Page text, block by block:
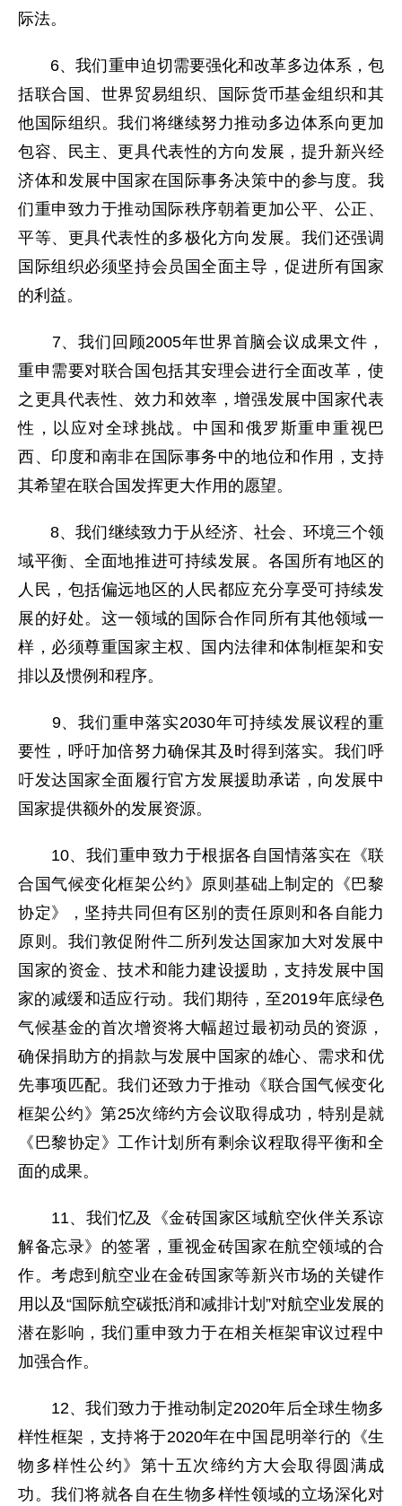
际法。
6、我们重申迫切需要强化和改革多边体系，包
括联合国、世界贸易组织、国际货币基金组织和其
他国际组织。我们将继续努力推动多边体系向更加
包容、民主、更具代表性的方向发展，提升新兴经
济体和发展中国家在国际事务决策中的参与度。我
们重申致力于推动国际秩序朝着更加公平、公正、
平等、更具代表性的多极化方向发展。我们还强调
国际组织必须坚持会员国全面主导，促进所有国家
的利益。
7、我们回顾2005年世界首脑会议成果文件，
重申需要对联合国包括其安理会进行全面改革，使
之更具代表性、效力和效率，增强发展中国家代表
性，以应对全球挑战。中国和俄罗斯重申重视巴
西、印度和南非在国际事务中的地位和作用，支持
其希望在联合国发挥更大作用的愿望。
8、我们继续致力于从经济、社会、环境三个领
域平衡、全面地推进可持续发展。各国所有地区的
人民，包括偏远地区的人民都应充分享受可持续发
展的好处。这一领域的国际合作同所有其他领域一
样，必须尊重国家主权、国内法律和体制框架和安
排以及惯例和程序。
9、我们重申落实2030年可持续发展议程的重
要性，呼吁加倍努力确保其及时得到落实。我们呼
吁发达国家全面履行官方发展援助承诺，向发展中
国家提供额外的发展资源。
10、我们重申致力于根据各自国情落实在《联
合国气候变化框架公约》原则基础上制定的《巴黎
协定》，坚持共同但有区别的责任原则和各自能力
原则。我们敦促附件二所列发达国家加大对发展中
国家的资金、技术和能力建设援助，支持发展中国
家的减缓和适应行动。我们期待，至2019年底绿色
气候基金的首次增资将大幅超过最初动员的资源，
确保捐助方的捐款与发展中国家的雄心、需求和优
先事项匹配。我们还致力于推动《联合国气候变化
框架公约》第25次缔约方会议取得成功，特别是就
《巴黎协定》工作计划所有剩余议程取得平衡和全
面的成果。
11、我们忆及《金砖国家区域航空伙伴关系谅
解备忘录》的签署，重视金砖国家在航空领域的合
作。考虑到航空业在金砖国家等新兴市场的关键作
用以及“国际航空碳抵消和减排计划”对航空业发展的
潜在影响，我们重申致力于在相关框架审议过程中
加强合作。
12、我们致力于推动制定2020年后全球生物多
样性框架，支持将于2020年在中国昆明举行的《生
物多样性公约》第十五次缔约方大会取得圆满成
功。我们将就各自在生物多样性领域的立场深化对